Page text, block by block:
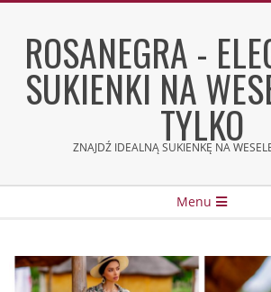
contentROSANEGRA -
SUKIENKI NA
TYLKO
ZNAJDŹ IDEALNĄ SUKIENKĘ NA
Menu